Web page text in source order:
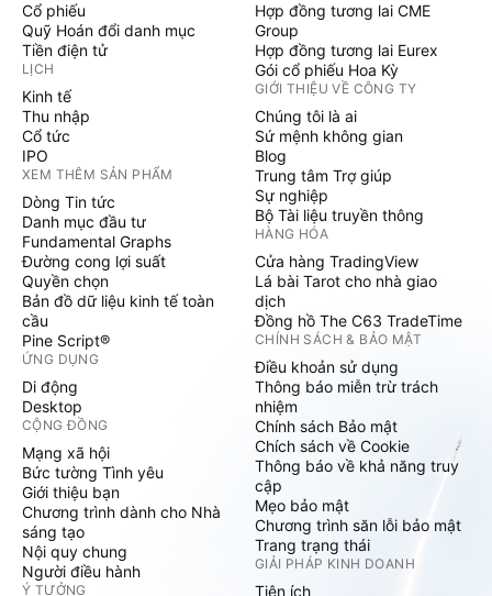
Cổ phiếu
Quỹ Hoán đổi danh mục
Tiền điện tử
LỊCH
Kinh tế
Thu nhập
Cổ tức
IPO
XEM THÊM SẢN PHẨM
Dòng Tin tức
Danh mục đầu tư
Fundamental Graphs
Đường cong lợi suất
Quyền chọn
Bản đồ dữ liệu kinh tế toàn
cầu
Pine Script®
ỨNG DỤNG
Di động
Desktop
CỘNG ĐỒNG
Mạng xã hội
Bức tường Tình yêu
Giới thiệu bạn
Chương trình dành cho Nhà
sáng tạo
Nội quy chung
Người điều hành
Ý TƯỞNG
Hợp đồng tương lai CME
Group
Hợp đồng tương lai Eurex
Gói cổ phiếu Hoa Kỳ
GIỚI THIỆU VỀ CÔNG TY
Chúng tôi là ai
Sứ mệnh không gian
Blog
Trung tâm Trợ giúp
Sự nghiệp
Bộ Tài liệu truyền thông
HÀNG HÓA
Cửa hàng TradingView
Lá bài Tarot cho nhà giao
dịch
Đồng hồ The C63 TradeTime
CHÍNH SÁCH & BẢO MẬT
Điều khoản sử dụng
Thông báo miễn trừ trách
nhiệm
Chính sách Bảo mật
Chích sách về Cookie
Thông báo về khả năng truy
cập
Mẹo bảo mật
Chương trình săn lỗi bảo mật
Trang trạng thái
GIẢI PHÁP KINH DOANH
Tiện ích